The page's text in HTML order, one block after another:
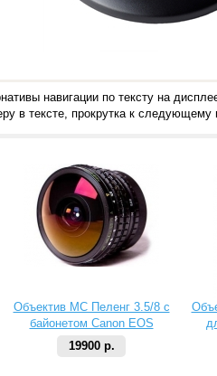
навигации по тексту на
в тексте, прокрутка к следующему
Объектив МС Пеленг 3.5/8 с
байонетом Canon EOS
19900 р.